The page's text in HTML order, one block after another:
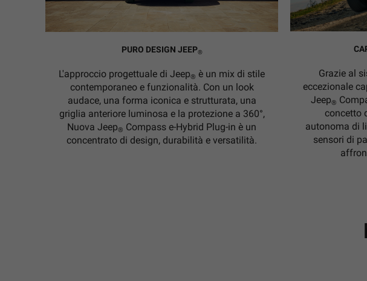
PURO DESIGN JEEP®
L'approccio progettuale di Jeep® è un mix di stile
contemporaneo e funzionalità. Con un look
audace, una forma iconica e strutturata, una
griglia anteriore luminosa e la protezione a 360°,
Nuova Jeep® Compass e-Hybrid Plug-in è un
concentrato di design, durabilità e versatilità.
Grazie al
eccezionale
Jeep®
concetto
autonoma di
sensori di